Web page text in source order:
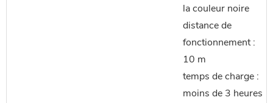
la couleur noire
distance de
fonctionnement :
10 m
temps de charge :
moins de 3 heures